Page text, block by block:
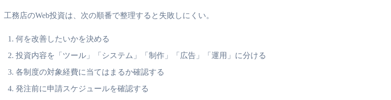
工務店のWeb投資は、次の順番で整理すると失敗しにくい。
何を改善したいかを決める
投資内容を「ツール」「システム」「制作」「広告」「運用」に分ける
各制度の対象経費に当てはまるか確認する
発注前に申請スケジュールを確認する